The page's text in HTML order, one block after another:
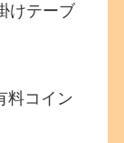
けテーブ
コイン